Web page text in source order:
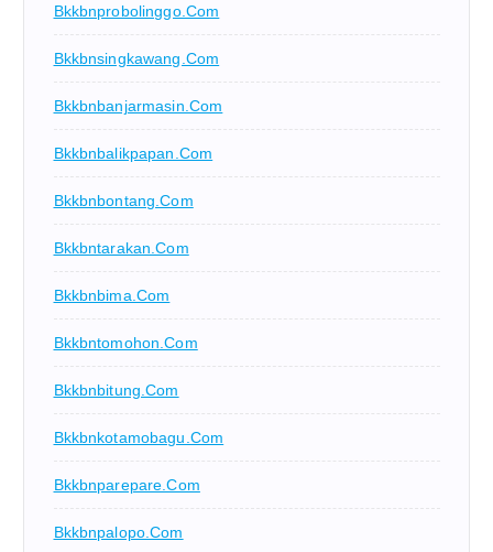
Bkkbnprobolinggo.com
Bkkbnsingkawang.com
Bkkbnbanjarmasin.com
Bkkbnbalikpapan.com
Bkkbnbontang.com
Bkkbntarakan.com
Bkkbnbima.com
Bkkbntomohon.com
Bkkbnbitung.com
Bkkbnkotamobagu.com
Bkkbnparepare.com
Bkkbnpalopo.com